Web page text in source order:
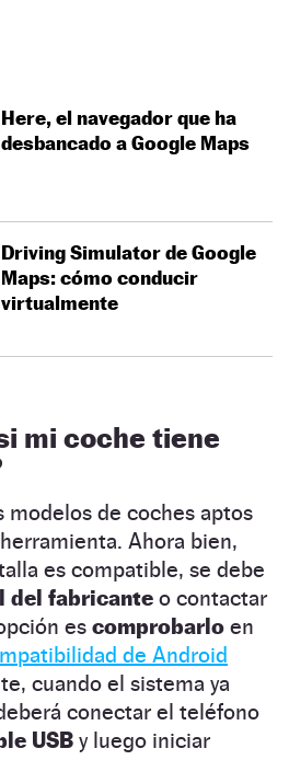
Here, el navegador que ha
desbancado a Google Maps
Driving Simulator de Google
Maps: cómo conducir
virtualmente
mi coche tiene
modelos de coches aptos
Ahora bien,
es compatible, se debe
del fabricante o contactar
es comprobarlo en
de Android
cuando el sistema ya
conectar el teléfono
USB y luego iniciar